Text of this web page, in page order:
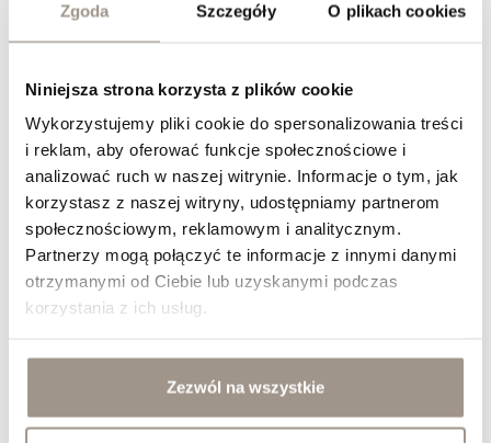
Zgoda Szczegóły O plikach cookies
Niniejsza strona korzysta z plików cookie
Wykorzystujemy pliki cookie do spersonalizowania treści
i reklam, aby oferować funkcje społecznościowe i
analizować ruch w naszej witrynie. Informacje o tym, jak
korzystasz z naszej witryny, udostępniamy partnerom
społecznościowym, reklamowym i analitycznym.
Partnerzy mogą połączyć te informacje z innymi danymi
otrzymanymi od Ciebie lub uzyskanymi podczas
korzystania z ich usług.
Zezwól na wszystkie
fornirowane nie tracą na atrakcyjności wraz z
bardziej „dojrzały” wygląd. Odpowiednie
zabezpieczenie lakierem chroni powierzchnię przed
nadmiernym przebarwieniem, jednocześnie
pozwalając zachować naturalny charakter drewna. W
dobrze zaprojektowanych wnętrzach zmiany te są
równomierne i harmonijne, dzięki czemu zabudowa
przez lata wygląda spójnie i elegancko. To właśnie ta
cecha sprawia, że fornir uznawany jest za materiał
Czy fronty fornirowane to
inwestycja długoterminowa?